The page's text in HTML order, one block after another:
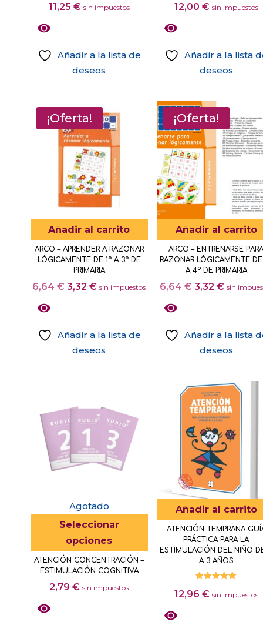
11,25 € sin impuestos
Añadir a la lista de
deseos
12,00 € sin impuestos
Añadir a la lista
deseos
¡Oferta!
Añadir al carrito
ARCO – APRENDER A RAZONAR
LÓGICAMENTE DE 1º A 3º DE
PRIMARIA
6,64€El
era:
6,64 €.
3,32€El
es:
3,32 €.
sin impuestos
Añadir a la lista de
deseos
¡Oferta!
Añadir al carrito
ARCO – ENTRENARSE
RAZONAR LÓGICAMENTE
A 4º DE PRIMARIA
6,64€ El
era:
6,64 €.
3,32 €El
es:
3,32 €.
sin
Añadir a la lista
deseos
Agotado
Seleccionar
opciones
Este
producto
tiene
opciones
ATENCIÓN CONCENTRACIÓN –
ESTIMULACIÓN COGNITIVA
2,79€ sin impuestos
Añadir al carrito
ATENCIÓN TEMPRANA
PRÁCTICA PARA LA
ESTIMULACIÓN DEL NIÑO
A 3 AÑOS
con
12,96 € sin impuestos